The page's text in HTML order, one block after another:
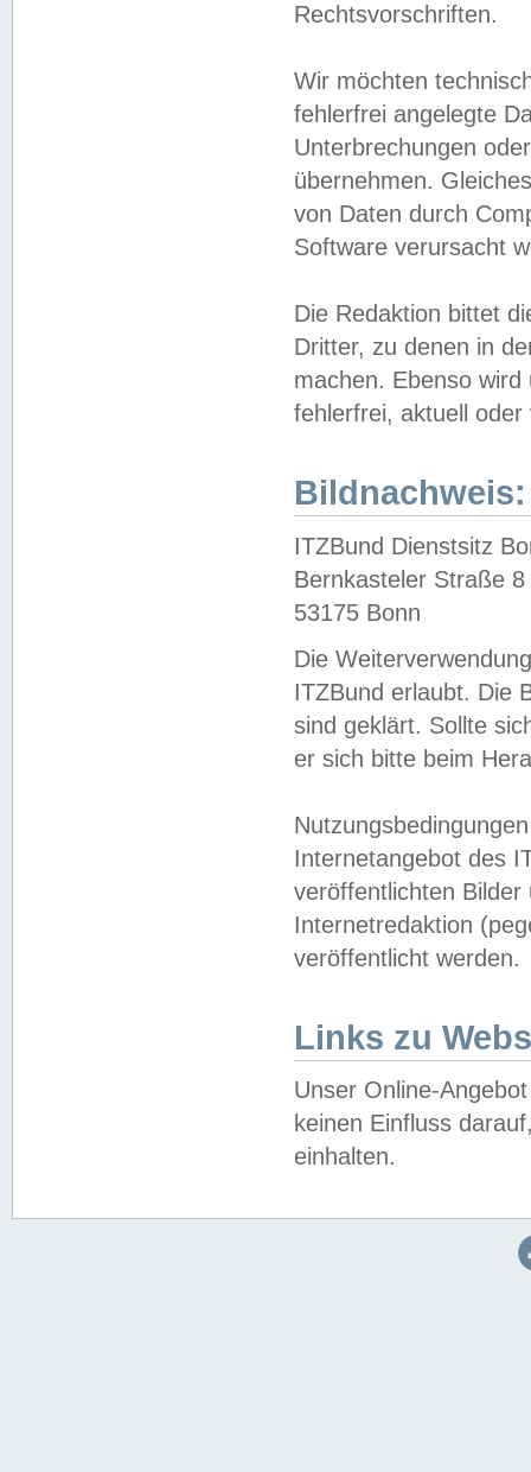
Rechtsvorschriften.
Wir möchten
fehlerfrei angelegte
Unterbrechungen
übernehmen.
von Daten durch
Software verursacht
Die Redaktion bittet
Dritter, zu denen in
machen. Ebenso
fehlerfrei, aktuell oder
Bildnachweis:
ITZBund Dienstsitz
Bernkasteler Straße 8
53175 Bonn
Die
ITZBund erlaubt. Die
sind geklärt. Sollte
er sich bitte beim
Internetangebot des
veröffentlichten
Internetredaktion
veröffentlicht werden.
Links zu
Unser Online-
keinen Einfluss
einhalten.